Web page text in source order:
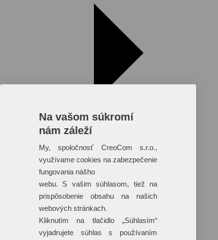
Reklamné predmety s plnofarebnou
potlačou
Dáždniky
Tašky
Hračky
+ 17 ďalších
Na vašom súkromí
nám záleží
My, spoločnosť CreoCom s.r.o.,
využívame cookies na zabezpečenie
fungovania nášho
webu. S vašim súhlasom, tiež na
prispôsobenie obsahu na našich
webových stránkach.
Kliknutím na tlačidlo „Súhlasím“
vyjadrujete súhlas s používaním